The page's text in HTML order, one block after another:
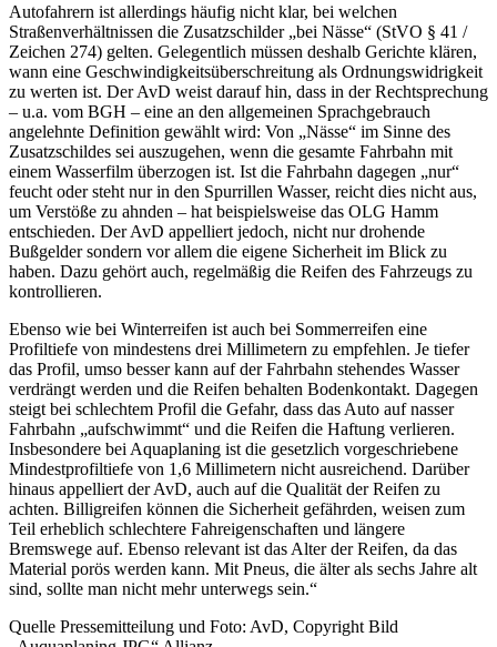
Autofahrern ist allerdings häufig nicht klar, bei welchen
Straßenverhältnissen die Zusatzschilder „bei Nässe“ (StVO § 41 /
Zeichen 274) gelten. Gelegentlich müssen deshalb Gerichte klären,
wann eine Geschwindigkeitsüberschreitung als Ordnungswidrigkeit
zu werten ist. Der AvD weist darauf hin, dass in der Rechtsprechung
– u.a. vom BGH – eine an den allgemeinen Sprachgebrauch
angelehnte Definition gewählt wird: Von „Nässe“ im Sinne des
Zusatzschildes sei auszugehen, wenn die gesamte Fahrbahn mit
einem Wasserfilm überzogen ist. Ist die Fahrbahn dagegen „nur“
feucht oder steht nur in den Spurrillen Wasser, reicht dies nicht aus,
um Verstöße zu ahnden – hat beispielsweise das OLG Hamm
entschieden. Der AvD appelliert jedoch, nicht nur drohende
Bußgelder sondern vor allem die eigene Sicherheit im Blick zu
haben. Dazu gehört auch, regelmäßig die Reifen des Fahrzeugs zu
kontrollieren.
Ebenso wie bei Winterreifen ist auch bei Sommerreifen eine
Profiltiefe von mindestens drei Millimetern zu empfehlen. Je tiefer
das Profil, umso besser kann auf der Fahrbahn stehendes Wasser
verdrängt werden und die Reifen behalten Bodenkontakt. Dagegen
steigt bei schlechtem Profil die Gefahr, dass das Auto auf nasser
Fahrbahn „aufschwimmt“ und die Reifen die Haftung verlieren.
Insbesondere bei Aquaplaning ist die gesetzlich vorgeschriebene
Mindestprofiltiefe von 1,6 Millimetern nicht ausreichend. Darüber
hinaus appelliert der AvD, auch auf die Qualität der Reifen zu
achten. Billigreifen können die Sicherheit gefährden, weisen zum
Teil erheblich schlechtere Fahreigenschaften und längere
Bremswege auf. Ebenso relevant ist das Alter der Reifen, da das
Material porös werden kann. Mit Pneus, die älter als sechs Jahre alt
sind, sollte man nicht mehr unterwegs sein.“
Quelle Pressemitteilung und Foto: AvD, Copyright Bild